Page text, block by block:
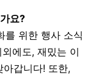
요?
를 위한 행사 소식
에도, 재밌는 이
갑니다! 또한,